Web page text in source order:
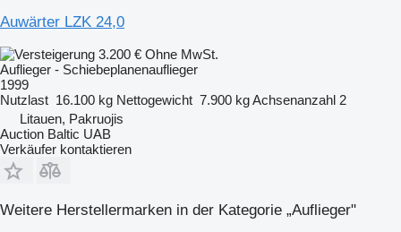
Auwärter LZK 24,0
3.200 € Ohne MwSt.
Auflieger - Schiebeplanenauflieger
1999
Nutzlast 16.100 kg Nettogewicht 7.900 kgAchsenanzahl 2
Litauen, Pakruojis
Auction Baltic UAB
Verkäufer kontaktieren
Weitere Herstellermarken in der Kategorie „Auflieger"